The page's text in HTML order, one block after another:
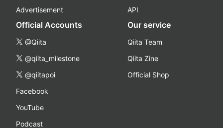
Advertisement
API
Official Accounts
@Qiita
@qiita_milestone
@qiitapoi
Facebook
YouTube
Podcast
Our service
Qiita Team
Qiita Zine
Official Shop